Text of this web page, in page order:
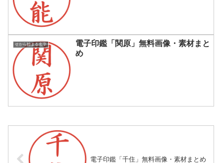
せから始まる名字
電子印鑑「関原」無料画像・素材まと
め
電子印鑑「千住」無料画像・素材まとめ